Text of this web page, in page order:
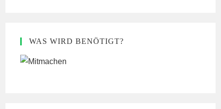
WAS WIRD BENÖTIGT?